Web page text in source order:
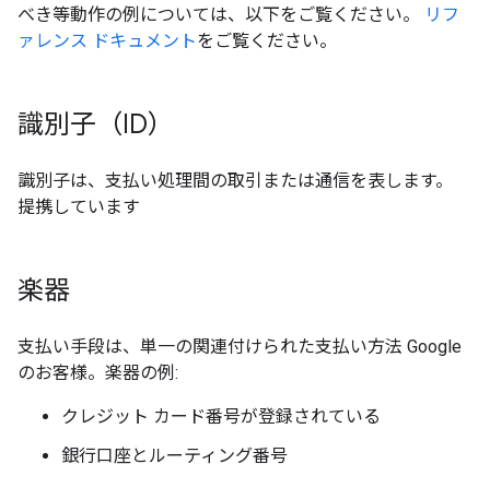
べき等動作の例については、以下をご覧ください。
リフ
ァレンス ドキュメントをご覧ください。
識別子（ID）
識別子は、支払い処理間の取引または通信を表します。
提携しています
楽器
支払い手段は、単一の関連付けられた支払い方法 Google
のお客様。楽器の例:
クレジット カード番号が登録されている
銀行口座とルーティング番号